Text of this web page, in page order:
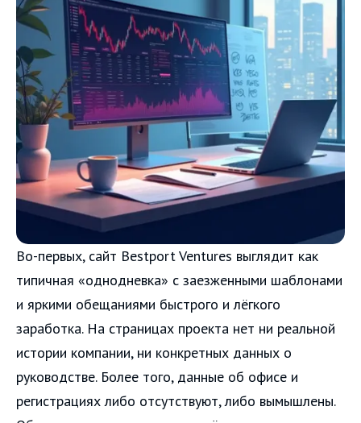
Во-первых, сайт Bestport Ventures выглядит как
типичная «однодневка» с заезженными шаблонами
и яркими обещаниями быстрого и лёгкого
заработка. На страницах проекта нет ни реальной
истории компании, ни конкретных данных о
руководстве. Более того, данные об офисе и
регистрациях либо отсутствуют, либо вымышлены.